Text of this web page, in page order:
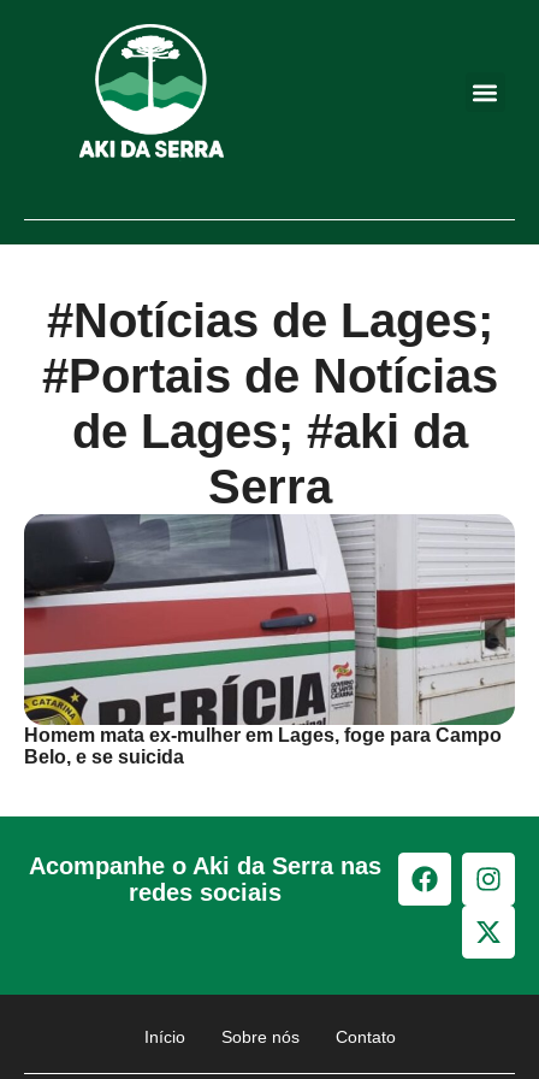
#Notícias de Lages;
#Portais de Notícias
de Lages; #aki da
Serra
Homem mata ex-mulher em Lages, foge para Campo
Belo, e se suicida
Acompanhe o Aki da Serra nas
redes sociais
Início Sobre nós Contato